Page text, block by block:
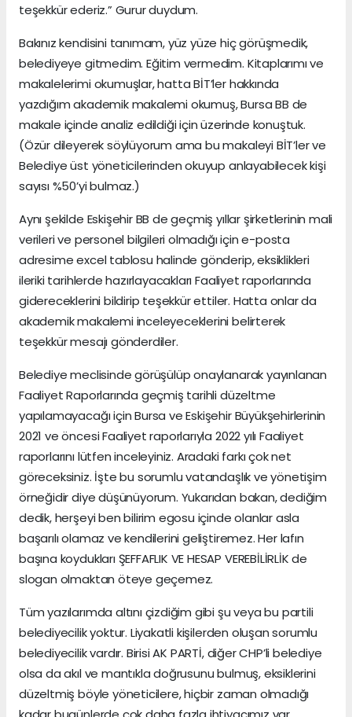
teşekkür ederiz.” Gurur duydum.
Bakınız kendisini tanımam, yüz yüze hiç görüşmedik,
belediyeye gitmedim. Eğitim vermedim. Kitaplarımı ve
makalelerimi okumuşlar, hatta BİT’ler hakkında
yazdığım akademik makalemi okumuş, Bursa BB de
makale içinde analiz edildiği için üzerinde konuştuk.
(Özür dileyerek söylüyorum ama bu makaleyi BİT’ler ve
Belediye üst yöneticilerinden okuyup anlayabilecek kişi
sayısı %50’yi bulmaz.)
Aynı şekilde Eskişehir BB de geçmiş yıllar şirketlerinin mali
verileri ve personel bilgileri olmadığı için e-posta
adresime excel tablosu halinde gönderip, eksiklikleri
ileriki tarihlerde hazırlayacakları Faaliyet raporlarında
gidereceklerini bildirip teşekkür ettiler. Hatta onlar da
akademik makalemi inceleyeceklerini belirterek
teşekkür mesajı gönderdiler.
Belediye meclisinde görüşülüp onaylanarak yayınlanan
Faaliyet Raporlarında geçmiş tarihli düzeltme
yapılamayacağı için Bursa ve Eskişehir Büyükşehirlerinin
2021 ve öncesi Faaliyet raporlarıyla 2022 yılı Faaliyet
raporlarını lütfen inceleyiniz. Aradaki farkı çok net
göreceksiniz. İşte bu sorumlu vatandaşlık ve yönetişim
örneğidir diye düşünüyorum. Yukarıdan bakan, dediğim
dedik, herşeyi ben bilirim egosu içinde olanlar asla
başarılı olamaz ve kendilerini geliştiremez. Her lafın
başına koydukları ŞEFFAFLIK VE HESAP VEREBİLİRLİK de
slogan olmaktan öteye geçemez.
Tüm yazılarımda altını çizdiğim gibi şu veya bu partili
belediyecilik yoktur. Liyakatli kişilerden oluşan sorumlu
belediyecilik vardır. Birisi AK PARTİ, diğer CHP’li belediye
olsa da akıl ve mantıkla doğrusunu bulmuş, eksiklerini
düzeltmiş böyle yöneticilere, hiçbir zaman olmadığı